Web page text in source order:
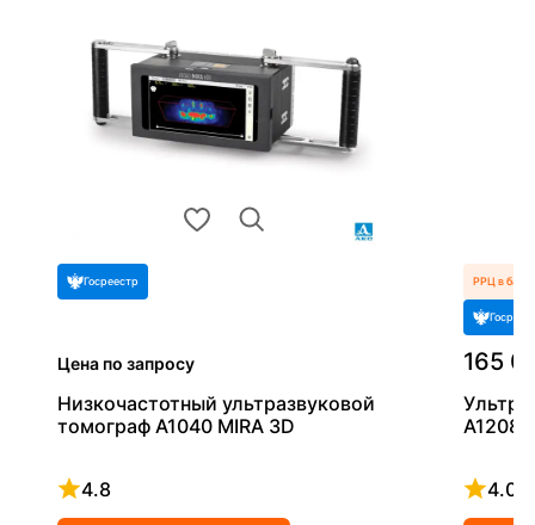
Госреестр
Цена по запросу
Низкочастотный ультразвуковой
томограф A1040 MIRA 3D
4.8
Рейтинг 4.8 из 5
РРЦ в
165
А1208
4.0